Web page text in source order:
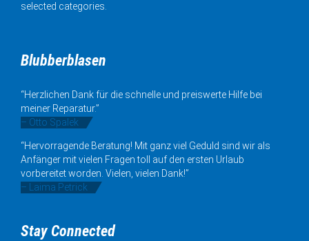
selected categories.
Blubberblasen
“Herzlichen Dank für die schnelle und preiswerte Hilfe bei
meiner Reparatur.”
– Otto Spalek
“Hervorragende Beratung! Mit ganz viel Geduld sind wir als
Anfänger mit vielen Fragen toll auf den ersten Urlaub
vorbereitet worden. Vielen, vielen Dank!”
– Laima Petrick
Stay Connected